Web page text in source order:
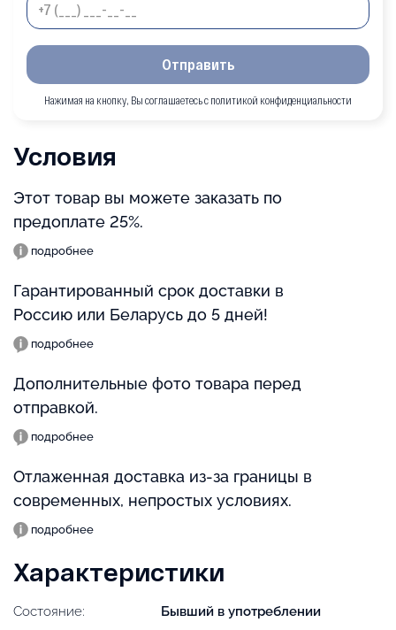
Отправить
Нажимая на кнопку, Вы соглашаетесь с политикой конфиденциальности
Условия
Этот товар вы можете заказать по
предоплате 25%.
подробнее
Гарантированный срок доставки в
Россию или Беларусь до 5 дней!
подробнее
Дополнительные фото товара перед
отправкой.
подробнее
Отлаженная доставка из-за границы в
современных, непростых условиях.
подробнее
Характеристики
Состояние:
Бывший в употреблении